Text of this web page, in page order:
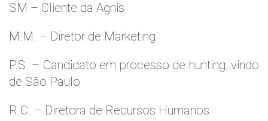
SM – Cliente da Agnis
M.M. – Diretor de Marketing
P.S. – Candidato em processo de hunting, vindo
de São Paulo
R.C. – Diretora de Recursos Humanos